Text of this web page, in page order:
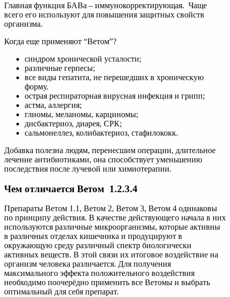
Главная функция БАВа – иммунокорректирующая. Чаще
всего его используют для повышения защитных свойств
организма.
Когда еще применяют “Ветом”?
синдром хронической усталости;
различные герпесы;
все виды гепатита, не перешедших в хроническую
форму.
острая респираторная вирусная инфекция и грипп;
астма, аллергия;
глиомы, меланомы, карциномы;
дисбактериоз, диарея, СРК;
сальмонеллез, колибактериоз, стафилококк.
Добавка полезна людям, перенесшим операции, длительное
лечение антибиотиками, она способствует уменьшению
последствия после лучевой или химиотерапии.
Чем отличается Ветом 1.2.3.4
Препараты Ветом 1.1, Ветом 2, Ветом 3, Ветом 4 одинаковы
по принципу действия. В качестве действующего начала в них
используются различные микроорганизмы, которые активны
в различных отделах кишечника и продуцируют в
окружающую среду различный спектр биологически
активных веществ. В этой связи их итоговое воздействие на
организм человека различается. Для получения
максимального эффекта положительного воздействия
необходимо поочерёдно применить все Ветомы и выбрать
оптимальный для себя препарат.